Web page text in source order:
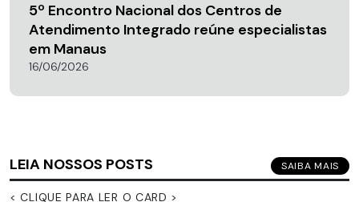
5º Encontro Nacional dos Centros de
Atendimento Integrado reúne especialistas
em Manaus
16/06/2026
LEIA NOSSOS POSTS SAIBA MAIS
< CLIQUE PARA LER O CARD >